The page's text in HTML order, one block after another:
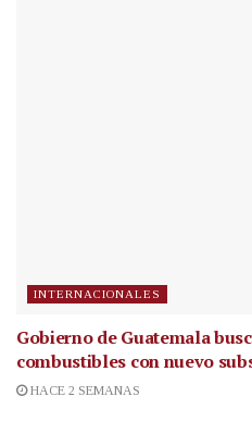
INTERNACIONALES
Gobierno de Guatemala
combustibles con nuevo
HACE 2 SEMANAS